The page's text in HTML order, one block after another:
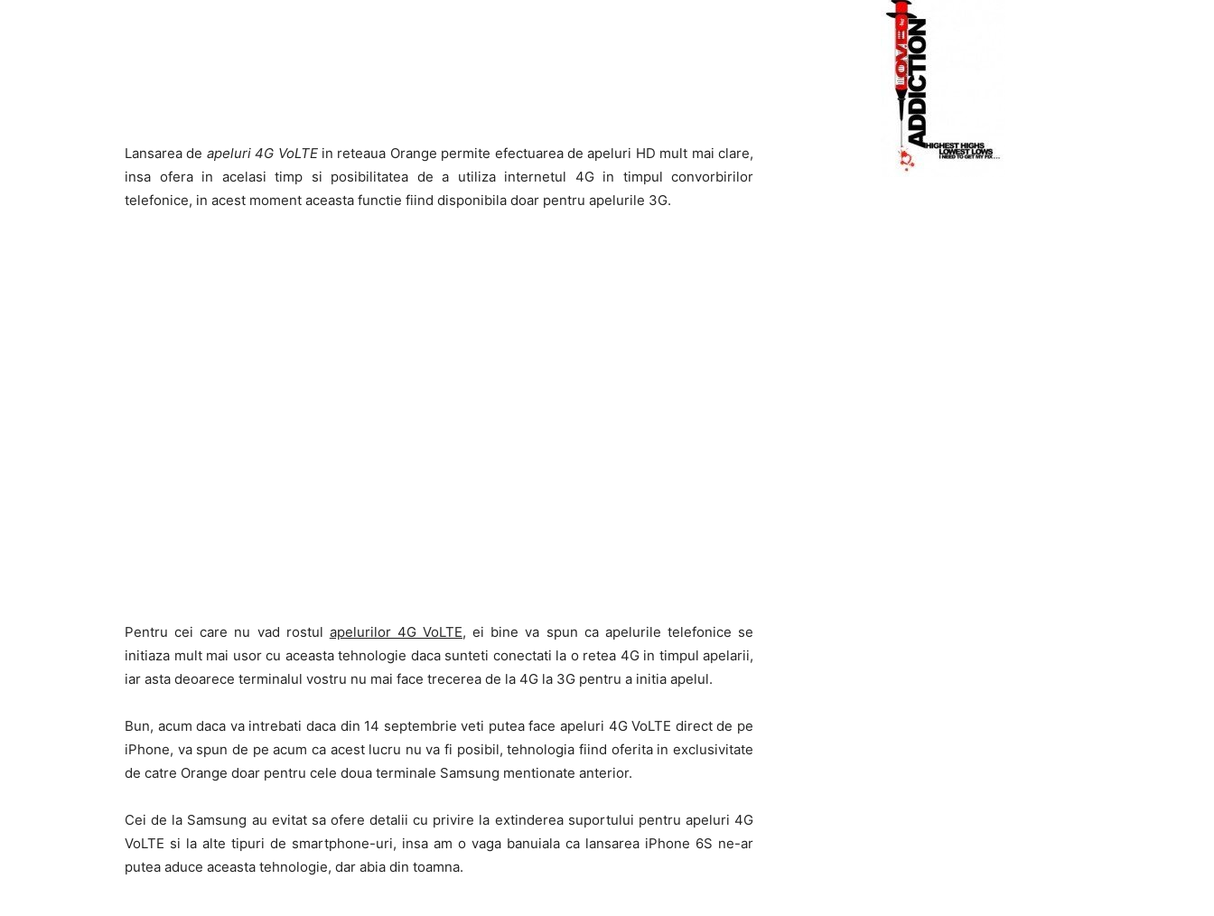
Lansarea de apeluri 4G VoLTEin reteaua Orange permite efectuarea de apeluri HD mult mai clare,
insa ofera in acelasi timp si posibilitatea de a utiliza internetul 4G in timpul convorbirilor
telefonice, in acest moment aceasta functie fiind disponibila doar pentru apelurile 3G.
Pentru cei care nu vad rostul apelurilor 4G VoLTE, ei bine va spun ca apelurile telefonice se
initiaza mult mai usor cu aceasta tehnologie daca sunteti conectati la o retea 4G in timpul apelarii,
iar asta deoarece terminalul vostru nu mai face trecerea de la 4G la 3G pentru a initia apelul.
Bun, acum daca va intrebati daca din 14 septembrie veti putea face apeluri 4G VoLTE direct de pe
iPhone, va spun de pe acum ca acest lucru nu va fi posibil, tehnologia fiind oferita in exclusivitate
de catre Orange doar pentru cele doua terminale Samsung mentionate anterior.
Cei de la Samsung au evitat sa ofere detalii cu privire la extinderea suportului pentru apeluri 4G
VoLTE si la alte tipuri de smartphone-uri, insa am o vaga banuiala ca lansarea iPhone 6S ne-ar
putea aduce aceasta tehnologie, dar abia din toamna.